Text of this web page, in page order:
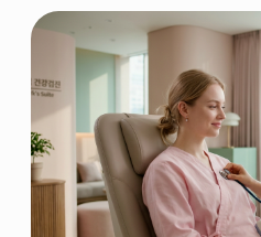
Онкология
Чек-ап и профилактика
Кардиология и сосуды
Неврология и
Гинекология и маммология
Офтальмология и ЛОР
Реабилитация
Другое
Все направления
Записаться на